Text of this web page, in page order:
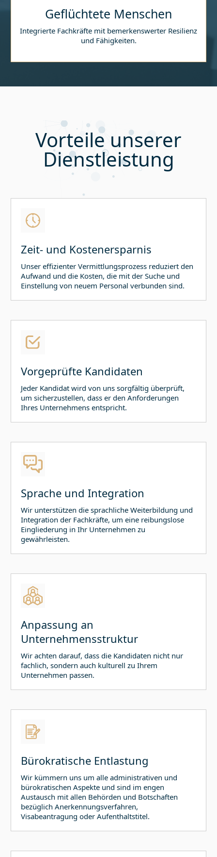
Geflüchtete Menschen
Integrierte Fachkräfte mit bemerkenswerter Resilienz
und Fähigkeiten.
Vorteile unserer
Dienstleistung
Zeit- und Kostenersparnis
Unser effizienter Vermittlungsprozess reduziert den
Aufwand und die Kosten, die mit der Suche und
Einstellung von neuem Personal verbunden sind.
Vorgeprüfte Kandidaten
Jeder Kandidat wird von uns sorgfältig überprüft,
um sicherzustellen, dass er den Anforderungen
Ihres Unternehmens entspricht.
Sprache und Integration
Wir unterstützen die sprachliche Weiterbildung und
Integration der Fachkräfte, um eine reibungslose
Eingliederung in Ihr Unternehmen zu
gewährleisten.
Anpassung an
Unternehmensstruktur
Wir achten darauf, dass die Kandidaten nicht nur
fachlich, sondern auch kulturell zu Ihrem
Unternehmen passen.
Bürokratische Entlastung
Wir kümmern uns um alle administrativen und
bürokratischen Aspekte und sind im engen
Austausch mit allen Behörden und Botschaften
bezüglich Anerkennungsverfahren,
Visabeantragung oder Aufenthaltstitel.